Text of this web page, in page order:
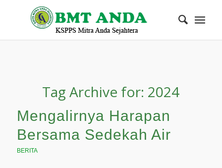
Tag Archive for: 2024
Mengalirnya Harapan
Bersama Sedekah Air
BERITA